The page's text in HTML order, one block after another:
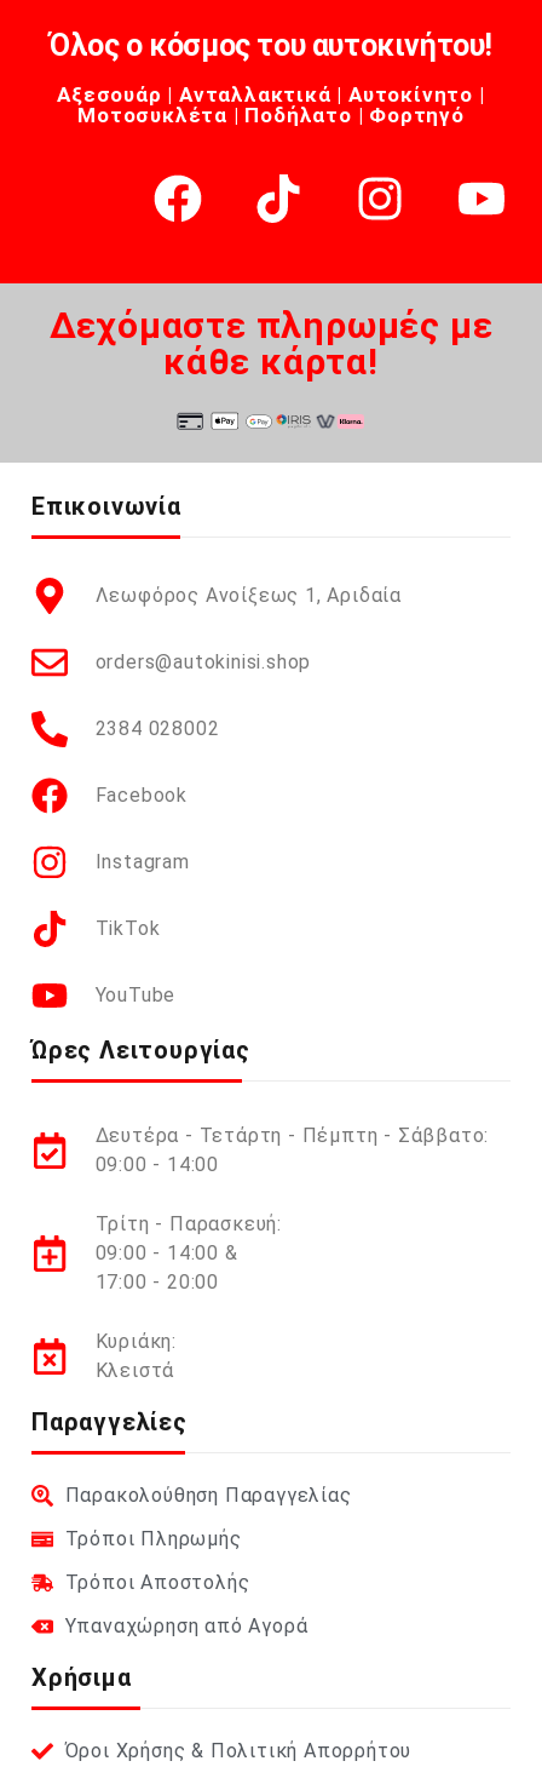
Όλος ο κόσμος του αυτοκινήτου!
Αξεσουάρ | Ανταλλακτικά | Αυτοκίνητο |
Μοτοσυκλέτα | Ποδήλατο | Φορτηγό
Δεχόμαστε πληρωμές με
κάθε κάρτα!
Επικοινωνία
Λεωφόρος Ανοίξεως 1, Αριδαία
orders@autokinisi.shop
2384 028002
Facebook
Instagram
TikTok
YouTube
Ώρες Λειτουργίας
Δευτέρα - Τετάρτη - Πέμπτη - Σάββατο:
09:00 - 14:00
Τρίτη - Παρασκευή:
09:00 - 14:00 &
17:00 - 20:00
Κυριάκη:
Κλειστά
Παραγγελίες
Παρακολούθηση Παραγγελίας
Τρόποι Πληρωμής
Τρόποι Αποστολής
Υπαναχώρηση από Αγορά
Χρήσιμα
Όροι Χρήσης & Πολιτική Απορρήτου